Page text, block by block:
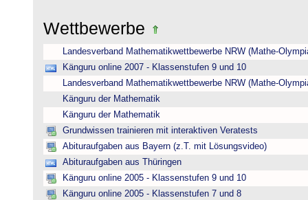
Wettbewerbe
Landesverband Mathematikwettbewerbe NRW (Mathe-
Känguru online 2007 - Klassenstufen 9 und 10
Landesverband Mathematikwettbewerbe NRW (Mathe-
Känguru der Mathematik
Känguru der Mathematik
Grundwissen trainieren mit interaktiven Veratests
Abituraufgaben aus Bayern (z.T. mit Lösungsvideo)
Abituraufgaben aus Thüringen
Känguru online 2005 - Klassenstufen 9 und 10
Känguru online 2005 - Klassenstufen 7 und 8